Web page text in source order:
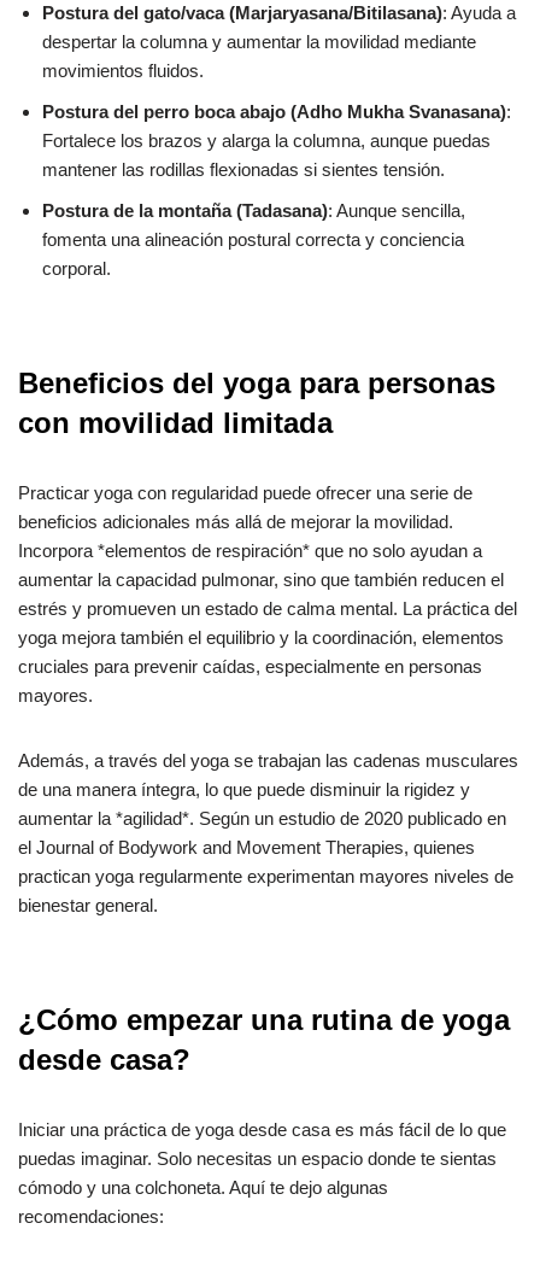
Postura del gato/vaca (Marjaryasana/Bitilasana): Ayuda a
despertar la columna y aumentar la movilidad mediante
movimientos fluidos.
Postura del perro boca abajo (Adho Mukha Svanasana):
Fortalece los brazos y alarga la columna, aunque puedas
mantener las rodillas flexionadas si sientes tensión.
Postura de la montaña (Tadasana): Aunque sencilla,
fomenta una alineación postural correcta y conciencia
corporal.
Beneficios del yoga para personas
con movilidad limitada
Practicar yoga con regularidad puede ofrecer una serie de
beneficios adicionales más allá de mejorar la movilidad.
Incorpora *elementos de respiración* que no solo ayudan a
aumentar la capacidad pulmonar, sino que también reducen el
estrés y promueven un estado de calma mental. La práctica del
yoga mejora también el equilibrio y la coordinación, elementos
cruciales para prevenir caídas, especialmente en personas
mayores.
Además, a través del yoga se trabajan las cadenas musculares
de una manera íntegra, lo que puede disminuir la rigidez y
aumentar la *agilidad*. Según un estudio de 2020 publicado en
el Journal of Bodywork and Movement Therapies, quienes
practican yoga regularmente experimentan mayores niveles de
bienestar general.
¿Cómo empezar una rutina de yoga
desde casa?
Iniciar una práctica de yoga desde casa es más fácil de lo que
puedas imaginar. Solo necesitas un espacio donde te sientas
cómodo y una colchoneta. Aquí te dejo algunas
recomendaciones: